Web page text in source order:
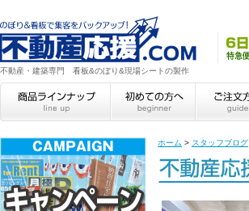
不動産・建築専門 看板&のぼり&現場シートの製作
ホーム > スタッフブログ